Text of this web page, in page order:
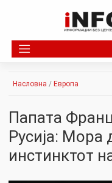
Насловна / Европа
Папата
Русија: Мора
инстинктот